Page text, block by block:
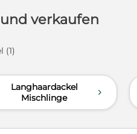
verkaufen
(1)
Langhaardackel
Mischlinge
d